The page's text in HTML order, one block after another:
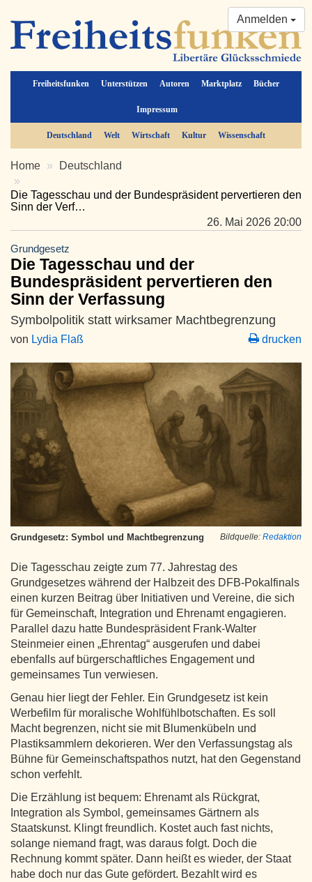
Freiheitsfunken Unterstützen Autoren Marktplatz Bücher
Impressum
Anmelden
Deutschland Welt Wirtschaft Kultur Wissenschaft
Home Deutschland
Die Tagesschau und der Bundespräsident pervertieren den
Sinn der Verf…
26. Mai 2026 20:00
Grundgesetz
Die Tagesschau und der
Bundespräsident pervertieren den
Sinn der Verfassung
Symbolpolitik statt wirksamer Machtbegrenzung
von Lydia Flaß drucken
Bildquelle: Redaktion
Grundgesetz: Symbol und Machtbegrenzung
Die Tagesschau zeigte zum 77. Jahrestag des
Grundgesetzes während der Halbzeit des DFB-Pokalfinals
einen kurzen Beitrag über Initiativen und Vereine, die sich
für Gemeinschaft, Integration und Ehrenamt engagieren.
Parallel dazu hatte Bundespräsident Frank-Walter
Steinmeier einen „Ehrentag“ ausgerufen und dabei
ebenfalls auf bürgerschaftliches Engagement und
gemeinsames Tun verwiesen.
Genau hier liegt der Fehler. Ein Grundgesetz ist kein
Werbefilm für moralische Wohlfühlbotschaften. Es soll
Macht begrenzen, nicht sie mit Blumenkübeln und
Plastiksammlern dekorieren. Wer den Verfassungstag als
Bühne für Gemeinschaftspathos nutzt, hat den Gegenstand
schon verfehlt.
Die Erzählung ist bequem: Ehrenamt als Rückgrat,
Integration als Symbol, gemeinsames Gärtnern als
Staatskunst. Klingt freundlich. Kostet auch fast nichts,
solange niemand fragt, was daraus folgt. Doch die
Rechnung kommt später. Dann heißt es wieder, der Staat
habe doch nur das Gute gefördert. Bezahlt wird es